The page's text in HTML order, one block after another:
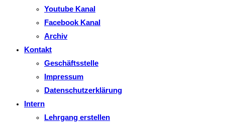
Youtube Kanal
Facebook Kanal
Archiv
Kontakt
Geschäftsstelle
Impressum
Datenschutzerklärung
Intern
Lehrgang erstellen